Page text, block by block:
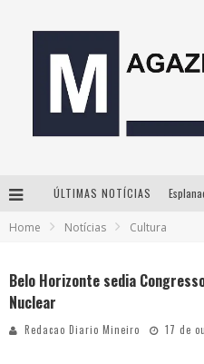
ÚLTIMAS NOTÍCIAS
Home Notícias Cultura
Belo Horizonte sedia
Nuclear
Redacao Diario Mineiro 17 de